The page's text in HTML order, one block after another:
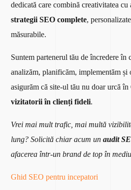
dedicată care combină creativitatea
strategii SEO complete,
măsurabile.
Suntem partenerul tău de încredere în
analizăm, planificăm, implementăm și
asigurăm că site-ul tău nu doar urcă
vizitatorii în clienți fideli.
Vrei mai mult trafic, mai multă
lung? Solicită chiar acum unaudit
afacerea într-un brand de top în
Ghid SEO pentru incepatori